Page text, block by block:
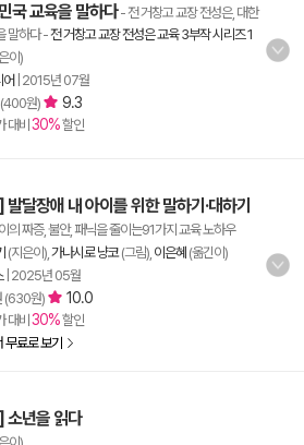
국 교육을 말하다- 전 거창고 교장 전성은, 대한
말하다-전 거창고 교장 전성은 교육 3부작 시리즈 1
이)
어 2015년 07월
원) 9.3
대비 30%할인
달장애 내 아이를 위한 말하기·대하기
의 짜증, 불안, 패닉을 줄이는91가지 교육 노하우
(지은이), 가나시로 냥코(그림), 이은혜 (옮긴이)
| 2025년 05월
(630원) 10.0
대비 30%할인
무료로 보기
소년을 읽다